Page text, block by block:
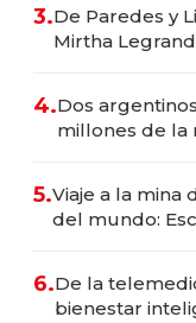
marcas "fast
3.De Paredes y
Mirtha
deportivo y el
4.Dos
millones de la
5.Viaje a la mina
del mundo:
6.De la
bienestar